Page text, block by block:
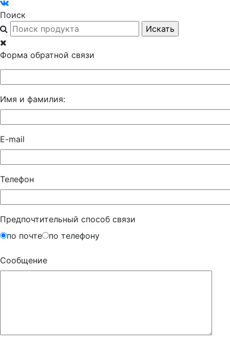
Поиск
Форма обратной связи
Имя и фамилия:
E-mail
Телефон
Предпочтительный способ связи
по почте
по телефону
Сообщение